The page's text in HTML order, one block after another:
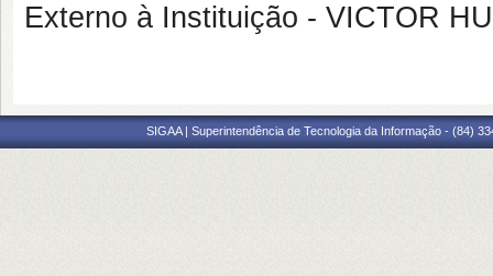
Externo à Instituição - VICTOR
SIGAA | Superintendência de Tecnologia da Informação - (84)